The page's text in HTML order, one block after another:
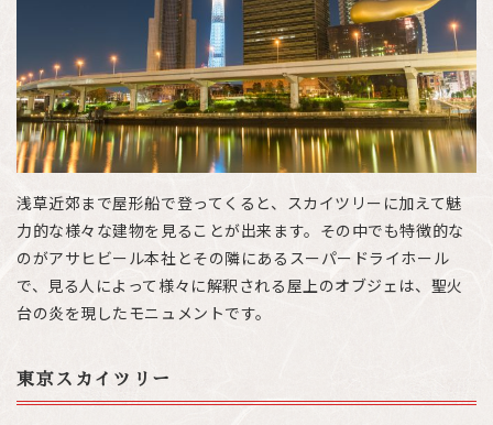
浅草近郊まで屋形船で登ってくると、スカイツリーに加えて魅
力的な様々な建物を見ることが出来ます。その中でも特徴的な
のがアサヒビール本社とその隣にあるスーパードライホール
で、見る人によって様々に解釈される屋上のオブジェは、聖火
台の炎を現したモニュメントです。
東京スカイツリー